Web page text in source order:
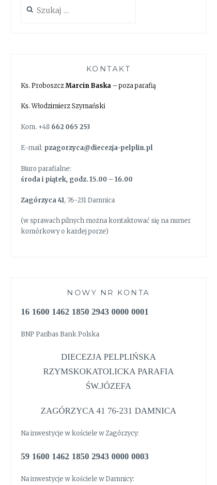
KONTAKT
Ks. ProboszczMarcin Baska – poza parafią
Ks. Włodzimierz Szymański
Kom. +48 662 065 253
E-mail: pzagorzyca@diecezja-pelplin.pl
Biuro parafialne:
środa i piątek, godz. 15.00 – 16.00
Zagórzyca 41, 76-231 Damnica
(w sprawach pilnych można kontaktować się na numer
komórkowy o każdej porze)
NOWY NR KONTA
16 1600 1462 1850 2943 0000 0001
BNP Paribas Bank Polska
DIECEZJA PELPLIŃSKA
RZYMSKOKATOLICKA PARAFIA
ŚW.JÓZEFA
ZAGÓRZYCA 41 76-231 DAMNICA
Na inwestycje w kościele w Zagórzycy:
59 1600 1462 1850 2943 0000 0003
Na inwestycje w kościele w Damnicy: